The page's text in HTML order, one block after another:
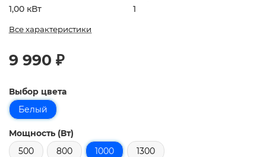
1,00 кВт 1
Все характеристики
9 990 ₽
Выбор цвета
Белый
Мощность (Вт)
500
800 1000 1300